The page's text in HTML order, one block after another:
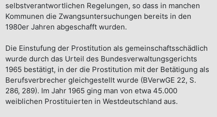
selbstverantwortlichen Regelungen, so dass in manchen
Kommunen die Zwangsuntersuchungen bereits in den
1980er Jahren abgeschafft wurden.
Die Einstufung der Prostitution als gemeinschaftsschädlich
wurde durch das Urteil des Bundesverwaltungsgerichts
1965 bestätigt, in der die Prostitution mit der Betätigung als
Berufsverbrecher gleichgestellt wurde (BVerwGE 22, S.
286, 289). Im Jahr 1965 ging man von etwa 45.000
weiblichen Prostituierten in Westdeutschland aus.